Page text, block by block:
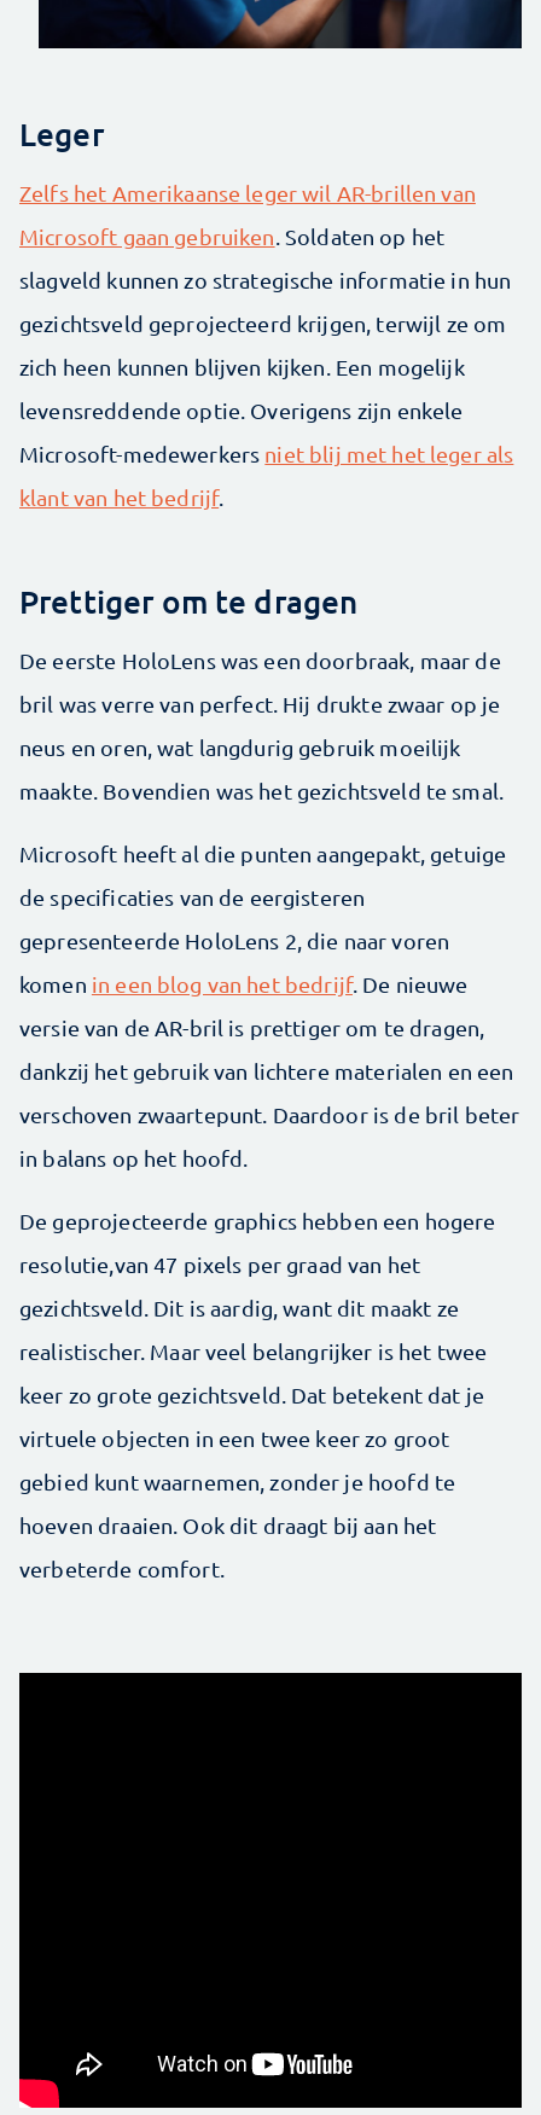
Leger
Zelfs het Amerikaanse leger wil AR-brillen van
Microsoft gaan gebruiken. Soldaten op het
slagveld kunnen zo strategische informatie in hun
gezichtsveld geprojecteerd krijgen, terwijl ze om
zich heen kunnen blijven kijken. Een mogelijk
levensreddende optie. Overigens zijn enkele
Microsoft-medewerkers niet blij met het leger als
klant van het bedrijf.
Prettiger om te dragen
De eerste HoloLens was een doorbraak, maar de
bril was verre van perfect. Hij drukte zwaar op je
neus en oren, wat langdurig gebruik moeilijk
maakte. Bovendien was het gezichtsveld te smal.
Microsoft heeft al die punten aangepakt, getuige
de specificaties van de eergisteren
gepresenteerde HoloLens 2, die naar voren
komen in een blog van het bedrijf. De nieuwe
versie van de AR-bril is prettiger om te dragen,
dankzij het gebruik van lichtere materialen en een
verschoven zwaartepunt. Daardoor is de bril beter
in balans op het hoofd.
De geprojecteerde graphics hebben een hogere
resolutie,van 47 pixels per graad van het
gezichtsveld. Dit is aardig, want dit maakt ze
realistischer. Maar veel belangrijker is het twee
keer zo grote gezichtsveld. Dat betekent dat je
virtuele objecten in een twee keer zo groot
gebied kunt waarnemen, zonder je hoofd te
hoeven draaien. Ook dit draagt bij aan het
verbeterde comfort.